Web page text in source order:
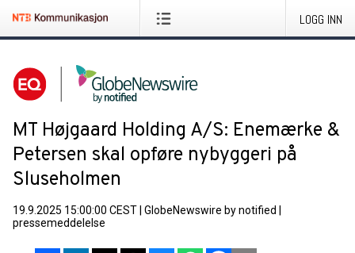
LOGG INN
MT Højgaard Holding A/S: Enemærke &
Petersen skal opføre nybyggeri på
Sluseholmen
19.9.2025 15:00:00 CEST GlobeNewswire by notified
pressemeddelelse